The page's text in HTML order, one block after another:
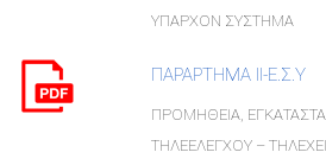
ΥΠΑΡΧΟΝ ΣΥΣΤΗΜΑ
ΠΑΡΑΡΤΗΜΑ ΙΙ-Ε.Σ.Υ
ΠΡΟΜΗΘΕΙΑ,
ΤΗΛΕΕΛΕΓΧΟΥ –